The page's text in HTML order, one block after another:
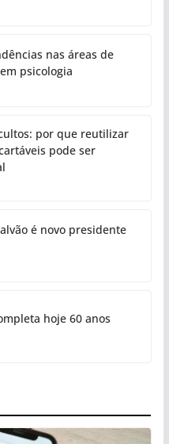
nas áreas de
psicologia
por que reutilizar
pode ser
é novo presidente
hoje 60 anos